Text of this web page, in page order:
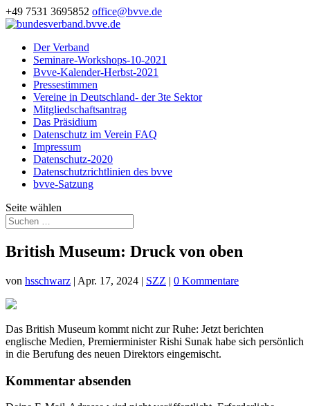
+49 7531 3695852 office@bvve.de
Der Verband
Seminare-Workshops-10-2021
Bvve-Kalender-Herbst-2021
Pressestimmen
Vereine in Deutschland- der 3te Sektor
Mitgliedschaftsantrag
Das Präsidium
Datenschutz im Verein FAQ
Impressum
Datenschutz-2020
Datenschutzrichtlinien des bvve
bvve-Satzung
Seite wählen
British Museum: Druck von oben
von hsschwarz | Apr. 17, 2024 | SZZ | 0 Kommentare
Das British Museum kommt nicht zur Ruhe: Jetzt berichten
englische Medien, Premierminister Rishi Sunak habe sich persönlich
in die Berufung des neuen Direktors eingemischt.
Kommentar absenden